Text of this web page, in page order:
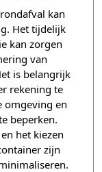
kan
Het tijdelijk
kan zorgen
van
is belangrijk
rekening te
omgeving en
beperken.
het kiezen
zijn